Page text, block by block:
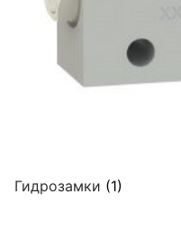
Гидрозамки (1)